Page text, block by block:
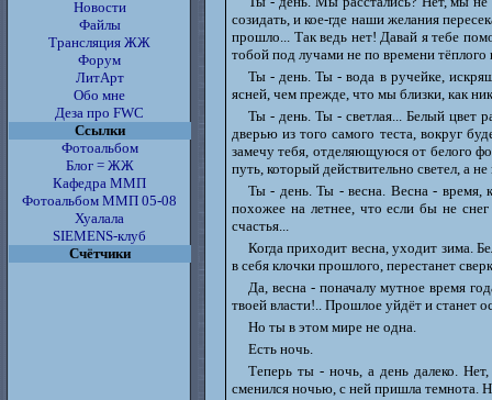
созидать, и кое-где наши желания
прошло... Так ведь нет! Давай я тебе
тобой под лучами не по времени
Ты - день. Ты - вода в ручейке,
ясней, чем прежде, что мы близки, как
Ты - день. Ты - светлая... Белый цвет
дверью из того самого теста, вокруг
замечу тебя, отделяющуюся от белого
путь, который действительно светел, а
Ты - день. Ты - весна. Весна - время,
похожее на летнее, что если бы не
счастья...
Когда приходит весна, уходит зима.
в себя клочки прошлого, перестанет
Да, весна - поначалу мутное время
твоей власти!.. Прошлое уйдёт и станет
Но ты в этом мире не одна.
Есть ночь.
Теперь ты - ночь, а день далеко.
сменился ночью, с ней пришла темнота.
Новости
Файлы
Трансляция ЖЖ
Форум
ЛитАрт
Обо мне
Деза про FWC
Ссылки
Фотоальбом
Блог = ЖЖ
Кафедра ММП
Фотоальбом ММП 05-08
Хуалала
SIEMENS-клуб
Счётчики